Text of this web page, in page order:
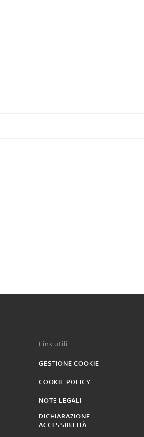
Link utili:
GESTIONE COOKIE
COOKIE POLICY
NOTE LEGALI
DICHIARAZIONE
ACCESSIBILITÀ